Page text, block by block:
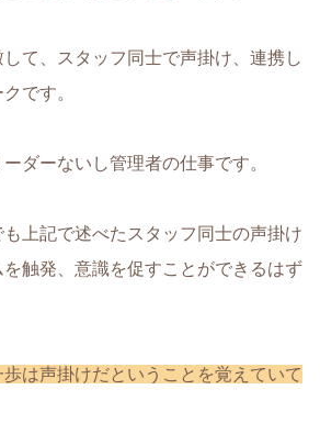
て、スタッフ同士で声掛け、連携し
です。
ダーないし管理者の仕事です。
上記で述べたスタッフ同士の声掛け
触発、意識を促すことができるはず
は声掛けだということを覚えていて